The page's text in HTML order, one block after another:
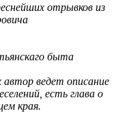
отрывков из
быта
ведет описание
есть глава о
края.